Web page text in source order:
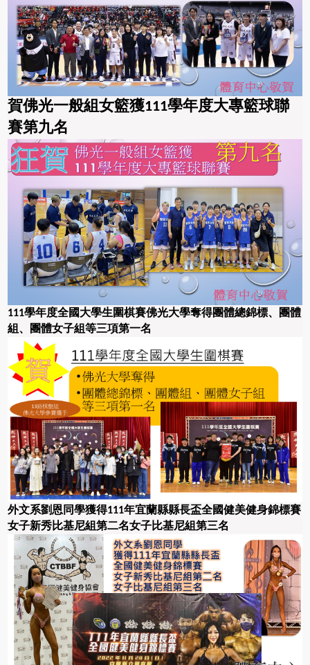
賀佛光一般組女籃獲111學年度大專籃球聯
賽第九名
111學年度全國大學生圍棋賽佛光大學奪得團體總錦標、團體
組、團體女子組等三項第一名
外文系劉恩同學獲得111年宜蘭縣縣長盃全國健美健身錦標賽
女子新秀比基尼組第二名女子比基尼組第三名